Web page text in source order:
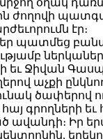
ժողովի
էր։
պատմեց
եւ Ջիվան
աչքի
ծափերով
հայ գրողների
ավանդի։ Իր